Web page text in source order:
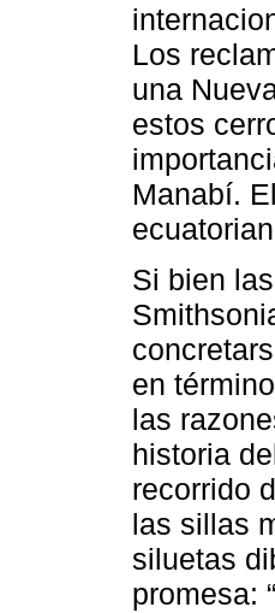
Los
una
estos
Manabí.
Si bien
en
las
historia
recorrido
las sillas
siluetas
promesa: